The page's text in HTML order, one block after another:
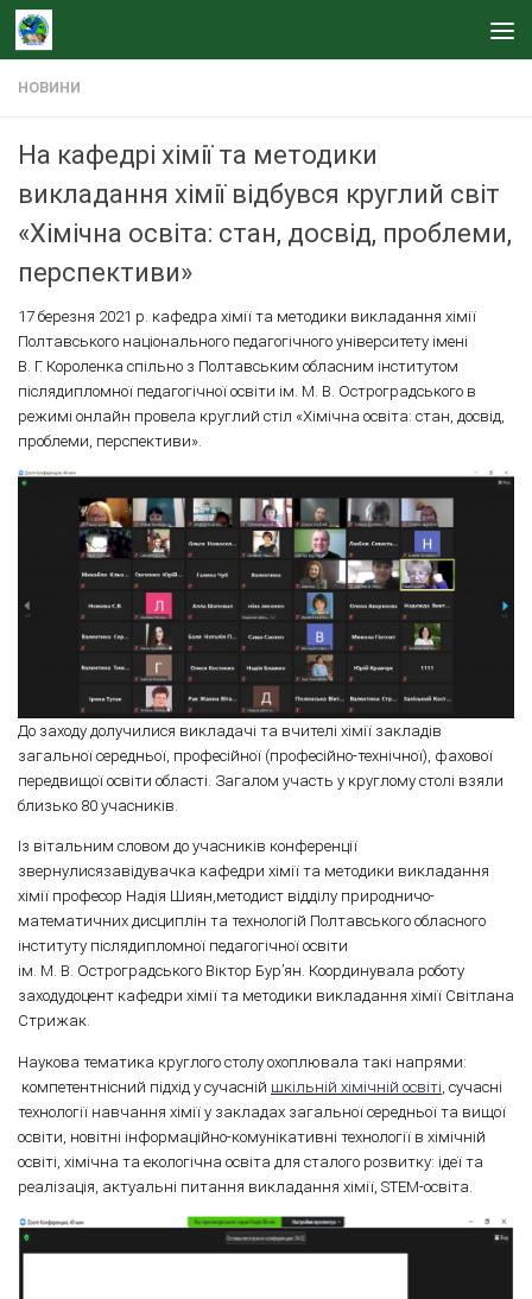
Skip to content
НОВИНИ
На кафедрі хімії та методики
викладання хімії відбувся круглий світ
«Хімічна освіта: стан, досвід, проблеми,
перспективи»
17 березня 2021 р. кафедра хімії та методики викладання хімії
Полтавського національного педагогічного університету імені
В. Г. Короленка спільно з Полтавським обласним інститутом
післядипломної педагогічної освіти ім. М. В. Остроградського в
режимі онлайн провела круглий стіл «Хімічна освіта: стан, досвід,
проблеми, перспективи».
До заходу долучилися викладачі та вчителі хімії закладів
загальної середньої, професійної (професійно-технічної), фахової
передвищої освіти області. Загалом участь у круглому столі взяли
близько 80 учасників.
Із вітальним словом до учасників конференції
звернулисязавідувачка кафедри хімії та методики викладання
хімії професор Надія Шиян,методист відділу природничо-
математичних дисциплін та технологій Полтавського обласного
інституту післядипломної педагогічної освіти
ім. М. В. Остроградського Віктор Бур’ян. Координувала роботу
заходудоцент кафедри хімії та методики викладання хімії Світлана
Стрижак.
Наукова тематика круглого столу охоплювала такі напрями:
компетентнісний підхід у сучасній шкільній хімічній освіті , сучасні
технології навчання хімії у закладах загальної середньої та вищої
освіти, новітні інформаційно-комунікативні технології в хімічній
освіті, хімічна та екологічна освіта для сталого розвитку: ідеї та
реалізація, актуальні питання викладання хімії, STEM-освіта.